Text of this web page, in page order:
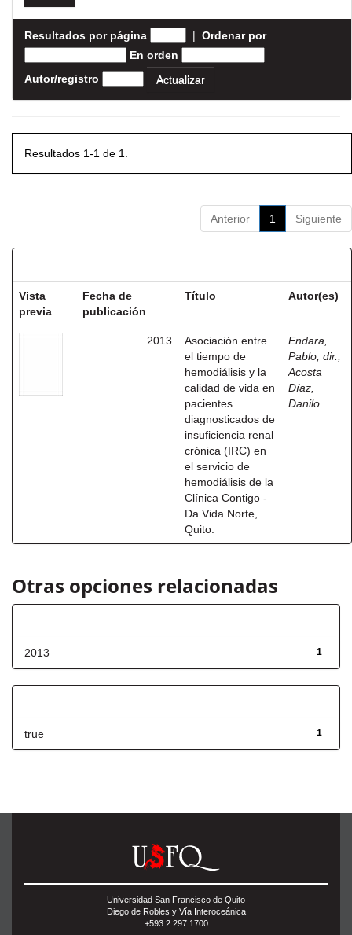
Resultados por página | Ordenar por
En orden
Autor/registro
Resultados 1-1 de 1.
Anterior 1 Siguiente
Vista
previa
Fecha de
publicación
Título Autor(es)
2013
Asociación entre
el tiempo de
hemodiálisis y la
calidad de vida en
pacientes
diagnosticados de
insuficiencia renal
crónica (IRC) en
el servicio de
hemodiálisis de la
Clínica Contigo -
Da Vida Norte,
Quito.
Endara,
Pablo, dir. ;
Acosta
Díaz,
Danilo
Otras opciones relacionadas
1
2013
1
true
Universidad San Francisco de Quito
Diego de Robles y Vía Interoceánica
+593 2 297 1700